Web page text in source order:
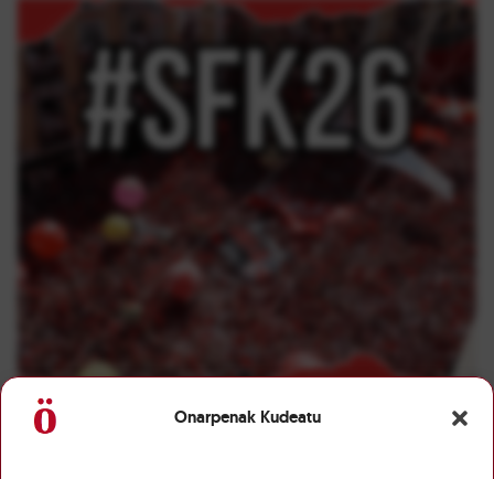
Onarpenak Kudeatu